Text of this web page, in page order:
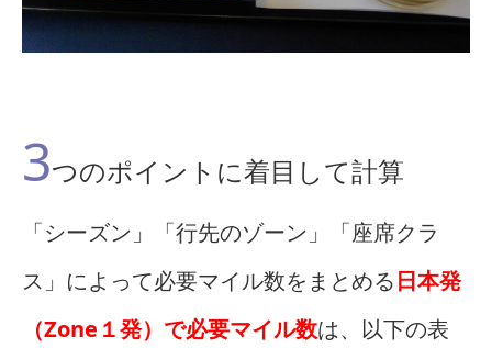
3つのポイントに着目して計算
「シーズン」「行先のゾーン」「座席クラ
ス」によって必要マイル数をまとめる日本発
（Zone１発）で必要マイル数は、以下の表